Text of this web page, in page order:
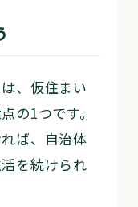
、仮住まい
の1つです。
ば、自治体
を続けられ